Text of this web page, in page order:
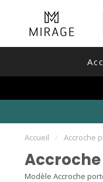
Accueil / Accroche
Modèle Accroche